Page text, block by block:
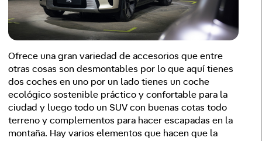
Ofrece una gran variedad de accesorios que entre
otras cosas son desmontables por lo que aquí tienes
dos coches en uno por un lado tienes un coche
ecológico sostenible práctico y confortable para la
ciudad y luego todo un SUV con buenas cotas todo
terreno y complementos para hacer escapadas en la
montaña. Hay varios elementos que hacen que la